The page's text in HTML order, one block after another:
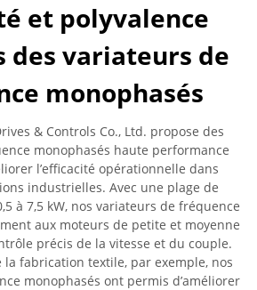
et polyvalence
des variateurs de
monophasés
& Controls Co., Ltd. propose des
monophasés haute performance
l’efficacité opérationnelle dans
industrielles. Avec une plage de
à 7,5 kW, nos variateurs de fréquence
aux moteurs de petite et moyenne
précis de la vitesse et du couple.
la fabrication textile, par exemple, nos
monophasés ont permis d’améliorer